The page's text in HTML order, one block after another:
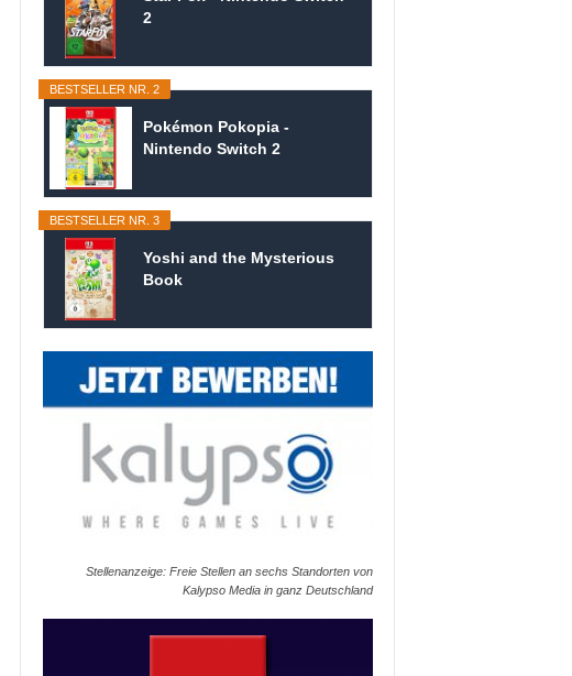
2
BESTSELLER NR. 2
Pokémon Pokopia -
Nintendo Switch 2
BESTSELLER NR. 3
Yoshi and the Mysterious
Book
Stellenanzeige: Freie Stellen an sechs Standorten von
Kalypso Media in ganz Deutschland